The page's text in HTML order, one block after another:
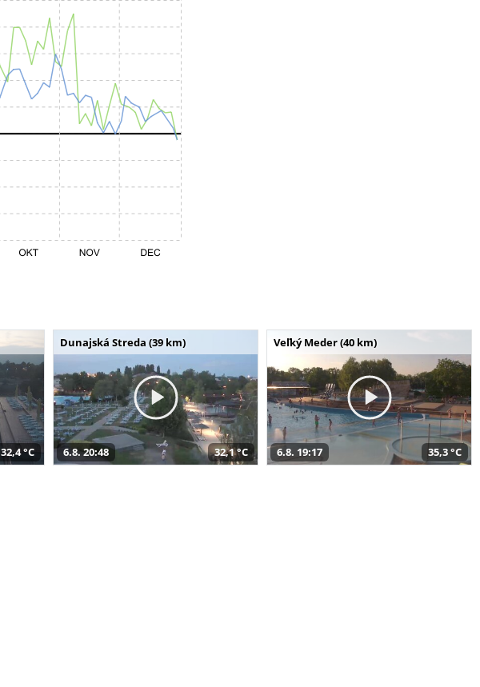
32,4 °C
Dunajská Streda (39 km)
6.8. 20:48 32,1 °C
Veľký Meder (40 km)
6.8. 19:17 35,3 °C